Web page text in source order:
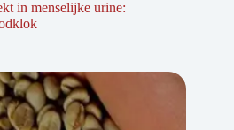
in menselijke urine: